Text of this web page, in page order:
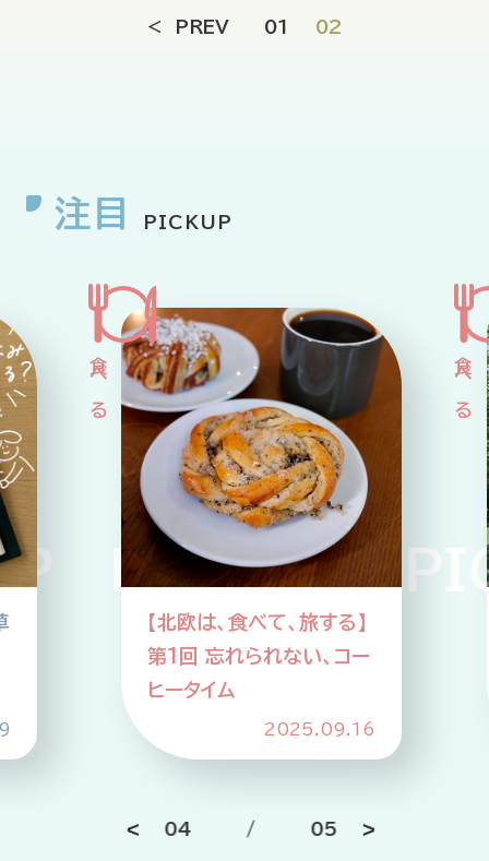
PREV 01 02
注目 PICKUP
PICKUP
【北欧は、食べて、旅する】
第1回 忘れられない、コー
ヒータイム
2025.09.16
04 / 05